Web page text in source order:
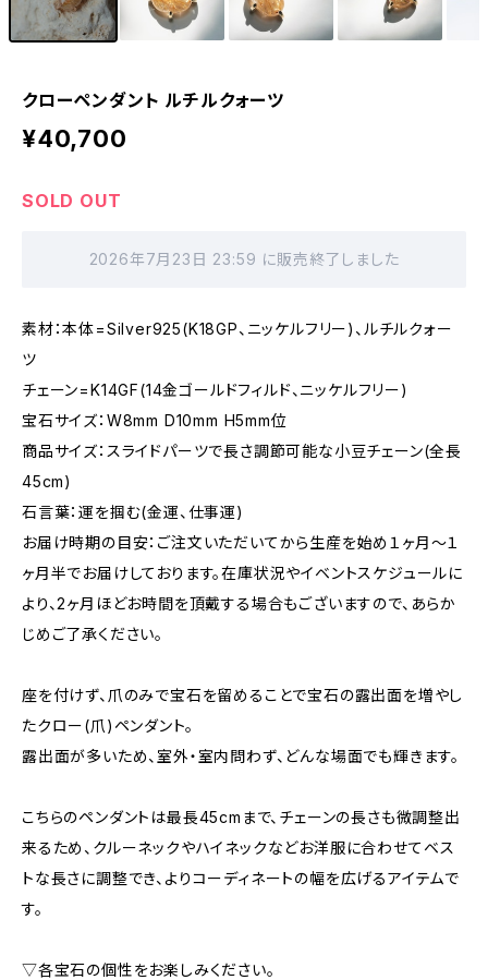
クローペンダント ルチルクォーツ
¥40,700
SOLD OUT
2026年7月23日 23:59 に販売終了しました
素材：本体=Silver925(K18GP、ニッケルフリー)、ルチルクォー
ツ
チェーン=K14GF(14金ゴールドフィルド、ニッケルフリー)
宝石サイズ：W8mm D10mm H5mm位
商品サイズ：スライドパーツで長さ調節可能な小豆チェーン(全長
45cm)
石言葉：運を掴む(金運、仕事運)
お届け時期の目安：ご注文いただいてから生産を始め１ヶ月〜１
ヶ月半でお届けしております。在庫状況やイベントスケジュールに
より、2ヶ月ほどお時間を頂戴する場合もございますので、あらか
じめご了承ください。
座を付けず、爪のみで宝石を留めることで宝石の露出面を増やし
たクロー(爪)ペンダント。
露出面が多いため、室外・室内問わず、どんな場面でも輝きます。
こちらのペンダントは最長45cmまで、チェーンの長さも微調整出
来るため、クルーネックやハイネックなどお洋服に合わせてベス
トな長さに調整でき、よりコーディネートの幅を広げるアイテムで
す。
▽各宝石の個性をお楽しみください。